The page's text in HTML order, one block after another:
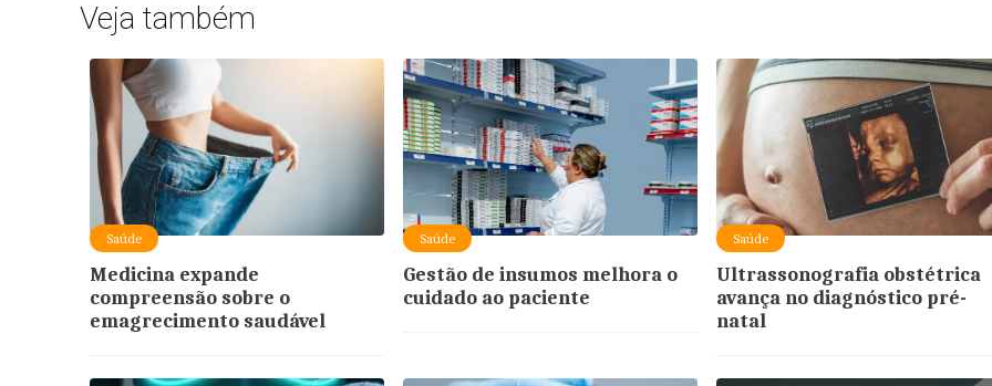
Veja também
Saúde
Medicina expande
compreensão sobre o
emagrecimento saudável
Saúde
Gestão de insumos melhora o
cuidado ao paciente
Saúde
Ultrassonografia obstétrica
avança no diagnóstico pré-
natal